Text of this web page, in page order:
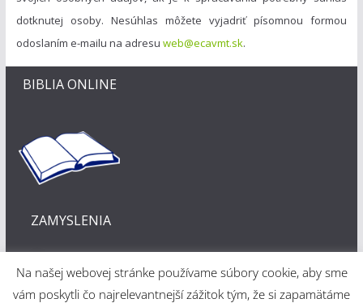
dotknutej osoby. Nesúhlas môžete vyjadriť písomnou formou
odoslaním e-mailu na adresu web@ecavmt.sk.
BIBLIA ONLINE
ZAMYSLENIA
Na našej webovej stránke používame súbory cookie, aby sme
vám poskytli čo najrelevantnejší zážitok tým, že si zapamätáme